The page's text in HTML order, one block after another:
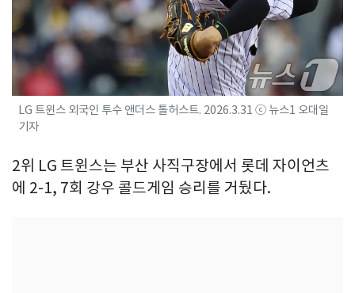
LG 트윈스 외국인 투수 앤더스 톨허스트. 2026.3.31 ⓒ 뉴스1 오대일
기자
2위 LG 트윈스는 부산 사직구장에서 롯데 자이언츠
에 2-1, 7회 강우 콜드게임 승리를 거뒀다.